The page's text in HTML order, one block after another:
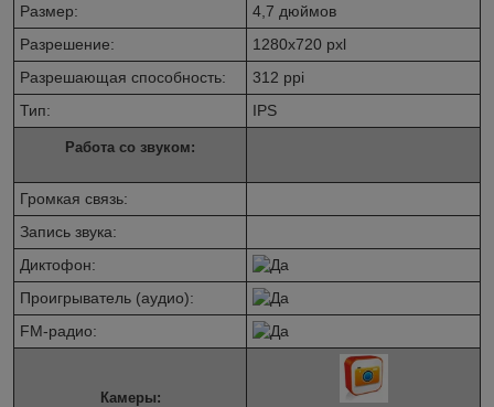
Размер:
4,7 дюймов
Разрешение:
1280х720 pxl
Разрешающая способность:
312 ppi
Тип:
IPS
Работа со звуком:
Громкая связь:
Запись звука:
Диктофон:
Проигрыватель (аудио):
FM-радио:
Камеры: